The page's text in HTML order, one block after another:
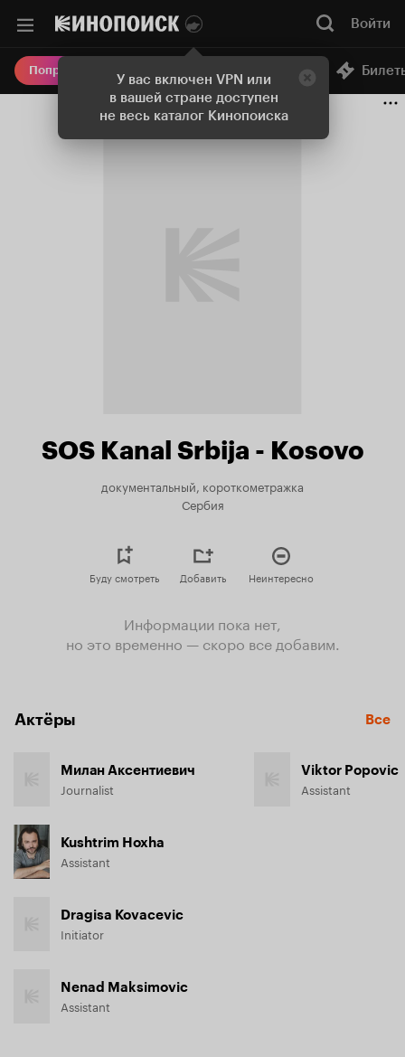
У вас включен VPN или
в вашей стране доступен
не весь каталог Кинопоиска
Войти
Попробовать Плюс Онлайн-кинотеатр
SOS Kanal Srbija - Kosovo
документальный, короткометражка
Сербия
Буду смотреть Добавить Неинтересно
Информации пока нет,
но это временно — скоро все добавим.
Актёры Все
Милан Аксентиевич
Journalist
Kushtrim Hoxha
Assistant
Dragisa Kovacevic
Initiator
Nenad Maksimovic
Assistant
Viktor Popovic
Assistant